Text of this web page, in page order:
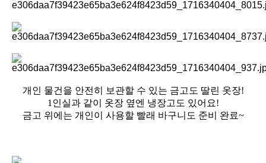
개인 물건을 안전히 보관할 수 있는 금고도 딸린 옷장!
1인실과 같이 옷장 옆엔 냉장고도 있어요!
금고 위에는 개인이 사용할 빨래 바구니도 준비 완료~